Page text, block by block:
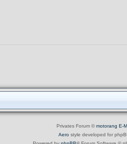
Privates Forum ©motorang E-
Aero style developed for